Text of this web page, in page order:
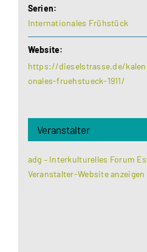
Serien:
Internationales Frühstück
Website:
https://dieselstrasse.de/
onales-fruehstueck-1911/
Veranstalter
adg – Interkulturelles Forum
Veranstalter-Website anzeigen